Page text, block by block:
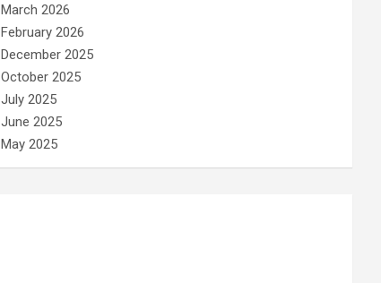
March 2026
February 2026
December 2025
October 2025
July 2025
June 2025
May 2025